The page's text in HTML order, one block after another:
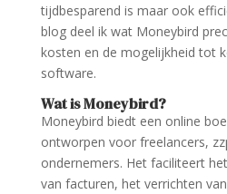
tijdbesparend is maar ook
blog deel ik wat Moneybird
kosten en de mogelijkheid tot
software.
Wat is Moneybird?
Moneybird biedt een online
ontworpen voor freelancers,
ondernemers. Het faciliteert
van facturen, het verrichten